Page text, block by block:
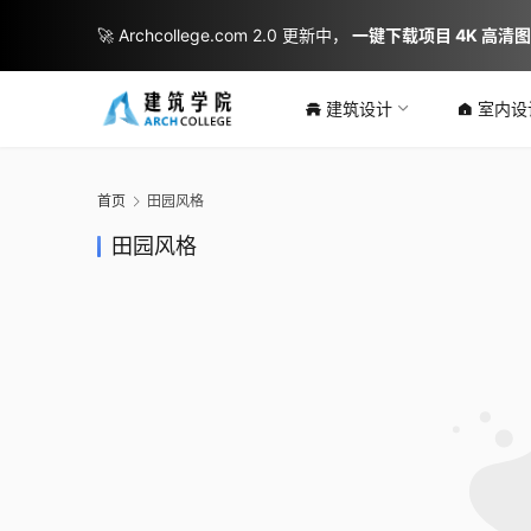
建筑设计 室内设
首页 田园风格
田园风格
🚀 Archcollege.com 2.0 更新中， 一键下载项目 4K 高清